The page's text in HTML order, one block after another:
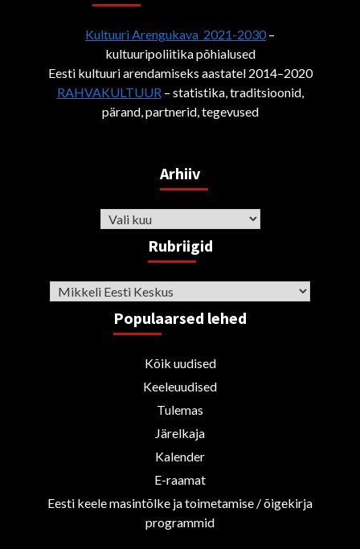
Kultuuri Arengukava 2021-2030–
kultuuripoliitika põhialused
Eesti kultuuri arendamiseks aastatel 2014–2020
RAHVAKULTUUR– statistika, traditsioonid,
pärand, partnerid, tegevused
Arhiiv
Arhiiv
Rubriigid
Rubriigid
Populaarsed lehed
Kõik uudised
Keeleuudised
Tulemas
Järelkaja
Kalender
E-raamat
Eesti keele masintõlke ja toimetamise / õigekirja
programmid